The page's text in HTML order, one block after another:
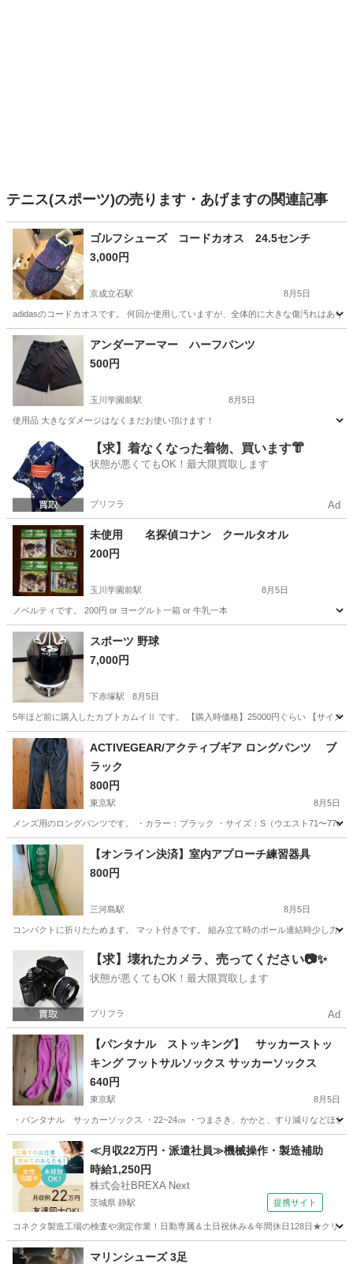
テニス(スポーツ)の売ります・あげますの関連記事
ゴルフシューズ コードカオス 24.5センチ
3,000円
京成立石駅 8月5日
adidasのコードカオスです。 何回か使用していますが、全体的に大きな傷汚れはあり
東京 葛飾区 京成立石駅 ゴルフシューズ
アンダーアーマー ハーフパンツ
500円
玉川学園前駅 8月5日
使用品 大きなダメージはなくまだお使い頂けます！
東京 町田市 玉川学園前駅 スポーツウェア
アンダーアーマー
【求】着なくなった着物、買います👘
状態が悪くてもOK！最大限買取します
プリフラ Ad
未使用 名探偵コナン クールタオル
200円
玉川学園前駅 8月5日
ノベルティです。 200円 or ヨーグルト一箱 or 牛乳一本
東京 町田市 玉川学園前駅
スポーツ 野球
7,000円
下赤塚駅 8月5日
5年ほど前に購入したカブトカムイⅡ です。 【購入時価格】25000円ぐらい 【サイズ
東京 板橋区
ACTIVEGEAR/アクティブギア ロングパンツ ブ
ラック
800円
東京駅 8月5日
メンズ用のロングパンツです。 ・カラー：ブラック ・サイズ：S（ウエスト71〜
東京 渋谷区 東京駅 スポーツウェア ACTIVEGEAR
【オンライン決済】室内アプローチ練習器具
800円
三河島駅 8月5日
コンパクトに折りたためます。 マット付きです。 組み立て時のポール連結時少し力が
三河島駅 ゴルフ
【求】壊れたカメラ、売ってください📷✨
状態が悪くてもOK！最大限買取します
プリフラ Ad
【パンタナル ストッキング】 サッカーストッ
キング フットサルソックス サッカーソックス
640円
東京駅 8月5日
・パンタナル サッカーソックス ・22~24㎝ ・つまさき、かかと、すり減りなどほ
東京 渋谷区 東京駅 サッカー ソックス
≪月収22万円・派遣社員≫機械操作・製造補助
時給1,250円
株式会社BREXA Next
茨城県 静駅 提携サイト
コネクタ製造工場の検査や測定作業！日勤専属＆土日祝休み＆年間休日128日★クリ
茨城 常陸大宮市 その他
マリンシューズ 3足